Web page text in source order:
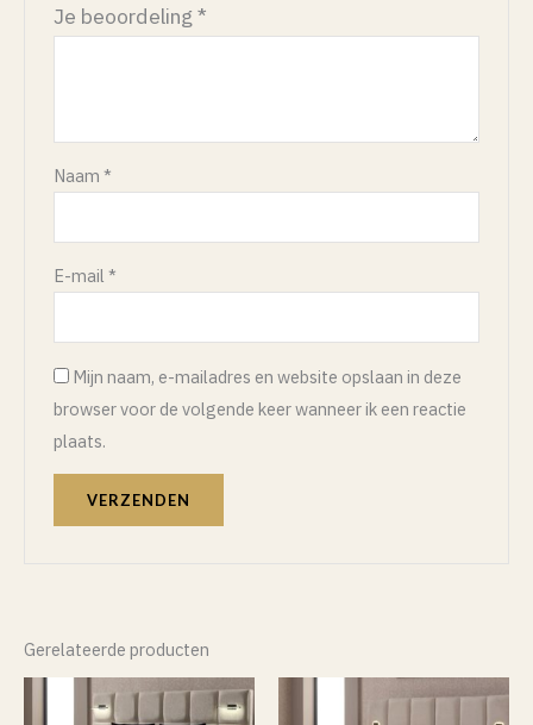
Je beoordeling*
Naam*
E-mail*
Mijn naam, e-mailadres en website opslaan in deze
browser voor de volgende keer wanneer ik een reactie
plaats.
Gerelateerde producten